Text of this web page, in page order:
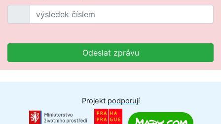
Odeslat zprávu
Projekt podporují